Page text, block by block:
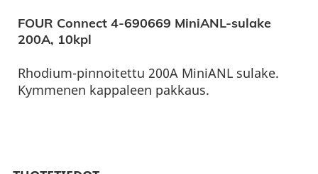
FOUR Connect 4-690669 MiniANL-sulake
200A, 10kpl
Rhodium-pinnoitettu 200A MiniANL sulake.
Kymmenen kappaleen pakkaus.